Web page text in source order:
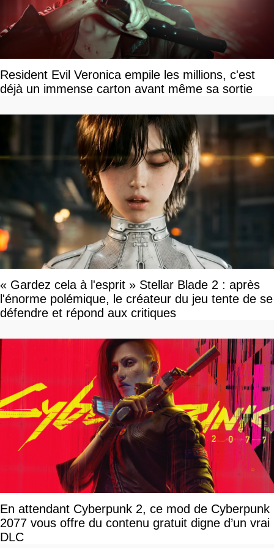
Resident Evil Veronica empile les millions, c'est
déjà un immense carton avant même sa sortie
« Gardez cela à l'esprit » Stellar Blade 2 : après
l'énorme polémique, le créateur du jeu tente de se
défendre et répond aux critiques
En attendant Cyberpunk 2, ce mod de Cyberpunk
2077 vous offre du contenu gratuit digne d’un vrai
DLC